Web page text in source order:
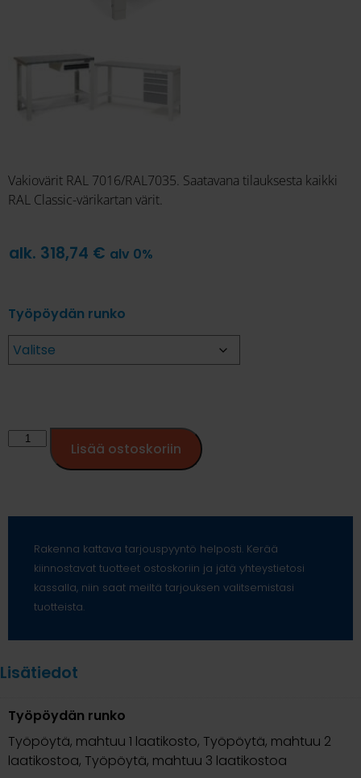
Vakiovärit RAL 7016/RAL7035. Saatavana tilauksesta kaikki
RAL Classic-värikartan värit.
alk. 318,74 € alv 0%
Työpöydän runko
Lisää ostoskoriin
Rakenna kattava tarjouspyyntö helposti. Kerää
kiinnostavat tuotteet ostoskoriin ja jätä yhteystietosi
kassalla, niin saat meiltä tarjouksen valitsemistasi
tuotteista.
Lisätiedot
Työpöydän runko
Työpöytä, mahtuu 1 laatikosto, Työpöytä, mahtuu 2
laatikostoa, Työpöytä, mahtuu 3 laatikostoa